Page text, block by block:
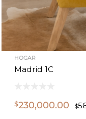
HOGAR
Madrid 1C
$
$230,000.00